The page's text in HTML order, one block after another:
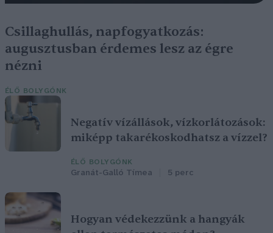
Csillaghullás, napfogyatkozás:
augusztusban érdemes lesz az égre
nézni
ÉLŐ BOLYGÓNK
Negatív vízállások, vízkorlátozások:
miképp takarékoskodhatsz a vízzel?
ÉLŐ BOLYGÓNK
Granát-Galló Tímea 5 perc
Hogyan védekezzünk a hangyák